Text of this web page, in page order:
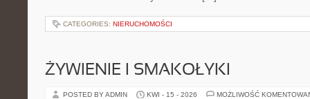
CATEGORIES: NIERUCHOMOŚCI
ŻYWIENIE I SMAKOŁYKI
POSTED BY ADMIN KWI - 15 - 2026 MOŻLIWOŚĆ